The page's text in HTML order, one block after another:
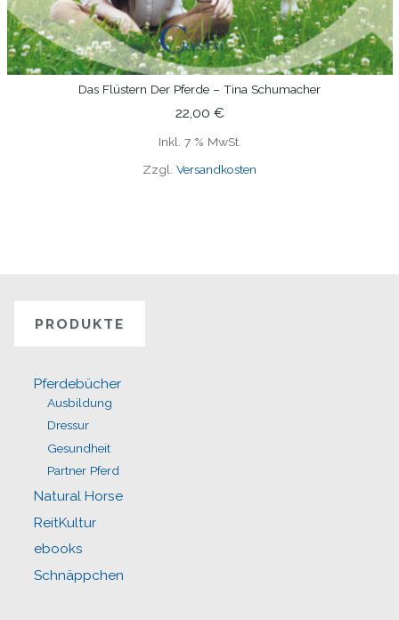
IN DEN WARENKORB
Das Flüstern Der Pferde – Tina Schumacher
22,00 €
Inkl. 7 % MwSt.
Zzgl. Versandkosten
PRODUKTE
Pferdebücher
Ausbildung
Dressur
Gesundheit
Partner Pferd
Natural Horse
ReitKultur
ebooks
Schnäppchen